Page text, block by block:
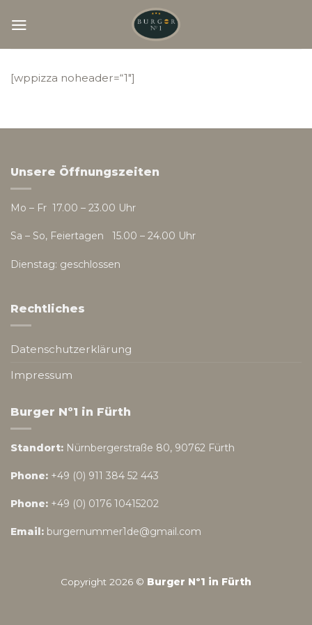
[wppizza noheader=“1″]
Unsere Öffnungszeiten
Mo – Fr 17.00 – 23.00 Uhr
Sa – So, Feiertagen 15.00 – 24.00 Uhr
Dienstag: geschlossen
Rechtliches
Datenschutzerklärung
Impressum
Burger Nº1 in Fürth
Standort: Nürnbergerstraße 80, 90762 Fürth
Phone: +49 (0) 911 384 52 443
Phone: +49 (0) 0176 10415202
Email: burgernummer1de@gmail.com
Copyright 2026 © Burger Nº1 in Fürth